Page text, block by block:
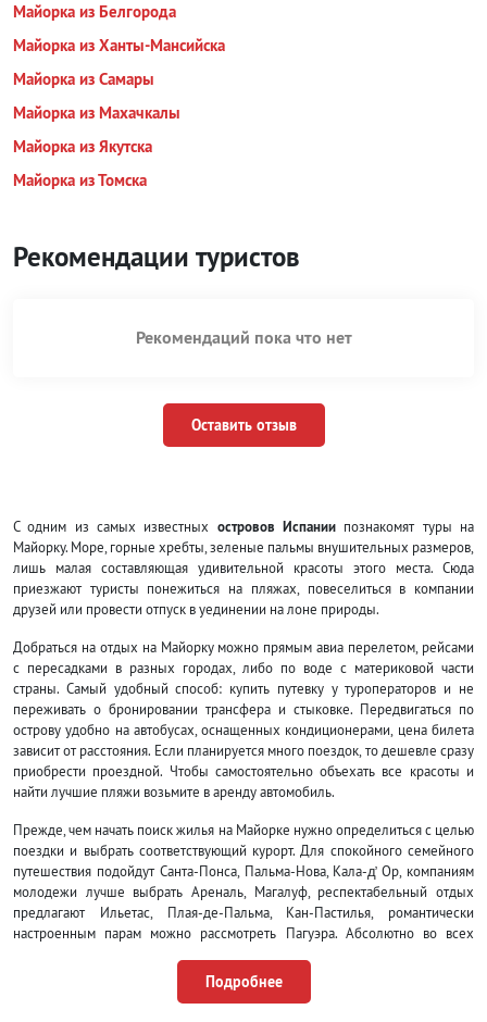
Майорка из Белгорода
Майорка из Ханты-Мансийска
Майорка из Самары
Майорка из Махачкалы
Майорка из Якутска
Майорка из Томска
Рекомендации туристов
Рекомендаций пока что нет
Оставить отзыв
С одним из самых известных островов Испании познакомят туры на
Майорку. Море, горные хребты, зеленые пальмы внушительных размеров,
лишь малая составляющая удивительной красоты этого места. Сюда
приезжают туристы понежиться на пляжах, повеселиться в компании
друзей или провести отпуск в уединении на лоне природы.
Добраться на отдых на Майорку можно прямым авиа перелетом, рейсами
с пересадками в разных городах, либо по воде с материковой части
страны. Самый удобный способ: купить путевку у туроператоров и не
переживать о бронировании трансфера и стыковке. Передвигаться по
острову удобно на автобусах, оснащенных кондиционерами, цена билета
зависит от расстояния. Если планируется много поездок, то дешевле сразу
приобрести проездной. Чтобы самостоятельно объехать все красоты и
найти лучшие пляжи возьмите в аренду автомобиль.
Прежде, чем начать поиск жилья на Майорке нужно определиться с целью
поездки и выбрать соответствующий курорт. Для спокойного семейного
путешествия подойдут Санта-Понса, Пальма-Нова, Кала-д̕ Ор, компаниям
молодежи лучше выбрать Ареналь, Магалуф, респектабельный отдых
предлагают Ильетас, Плая-де-Пальма, Кан-Пастилья, романтически
настроенным парам можно рассмотреть Пагуэра. Абсолютно во всех
берега, чем дальше, тем дешевле. В разгар сезона лучше бронировать
путевки с перелетом от туроператоров заранее.
Подробнее